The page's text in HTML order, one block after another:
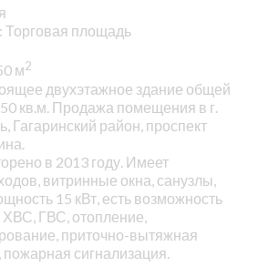
Торговая площадь
м2
двухэтажное здание общей
кв.м. Продажа помещения в г.
Гагаринский район, проспект
в 2013 году. Имеет
витринные окна, санузлы,
15 кВт, есть возможность
ХВС, ГВС, отопление,
приточно-вытяжная
сигнализация.